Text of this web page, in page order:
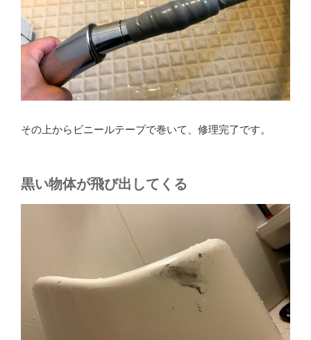
その上からビニールテープで巻いて、修理完了です。
黒い物体が飛び出してくる